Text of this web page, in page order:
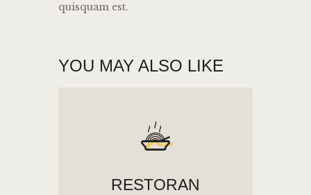
quisquam est.
YOU MAY ALSO LIKE
r
RESTORAN